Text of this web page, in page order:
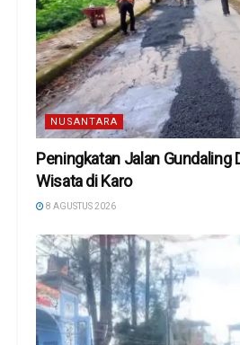
NUSANTARA
Peningkatan Jalan Gundaling
Wisata di Karo
8 AGUSTUS 2026